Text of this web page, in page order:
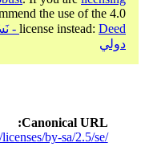
the use of the 4.0
license instead:
دولي
Canonical URL
by-sa/2.5/se/